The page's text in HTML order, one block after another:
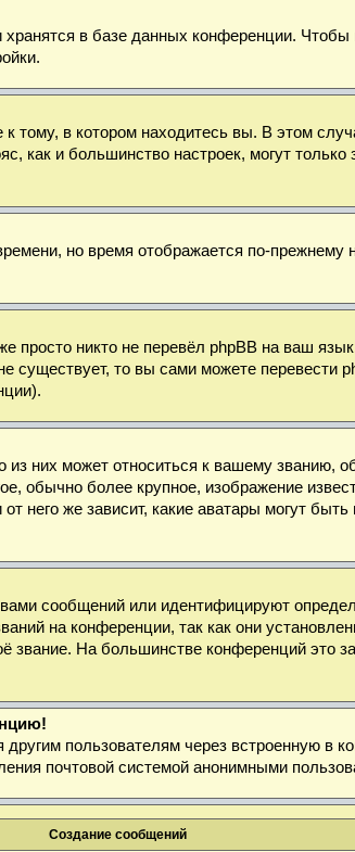
в базе данных конференции.
в котором находитесь вы. В этом
как и большинство настроек, могут
но время отображается по-прежнему
просто никто не перевёл phpBB на ваш
существует, то вы сами можете
них может относиться к вашему званию,
обычно более крупное, изображение
него же зависит, какие аватары могут
сообщений или идентифицируют
на конференции, так как они
На большинстве конференций это
пользователям через встроенную
почтовой системой анонимными
Создание сообщений